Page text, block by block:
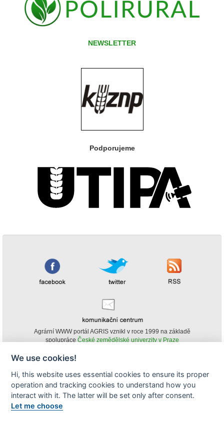
NEWSLETTER
Podporujeme
Agrární WWW portál AGRIS vznikl v roce 1999 na základě
spolupráce České zemědělské univerzity v Praze
obsahu agrárního WWW portálu AGRIS je možné
(pokud není uvedeno jinak) pouze za podmínky uvedení zdroje v podobě
www.agris.cz a data publikace v AGRISu.
We use cookies!
Hi, this website uses essential cookies to ensure its proper
operation and tracking cookies to understand how you
interact with it. The latter will be set only after consent.
Let me choose